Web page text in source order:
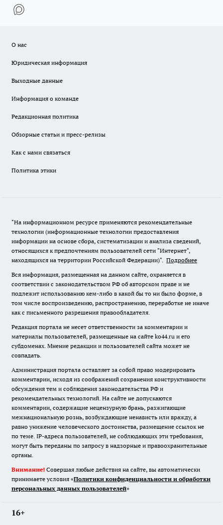
О нас
Юридическая информация
Выходные данные
Информация о команде
Редакционная политика
Обзорные статьи и пресс-релизы
Как с нами связаться
Политика этики
"На информационном ресурсе применяются рекомендательные
технологии (информационные технологии предоставления
информации на основе сбора, систематизации и анализа сведений,
относящихся к предпочтениям пользователей сети "Интернет",
находящихся на территории Российской Федерации)". Подробнее
Вся информация, размещенная на данном сайте, охраняется в
соответствии с законодательством РФ об авторском праве и не
подлежит использованию кем-либо в какой бы то ни было форме, в
том числе воспроизведению, распространению, переработке не иначе
как с письменного разрешения правообладателя.
Редакция портала не несет ответственности за комментарии и
материалы пользователей, размещенные на сайте ko44.ru и его
субдоменах. Мнение редакции и пользователей сайта может не
совпадать.
Администрация портала оставляет за собой право модерировать
комментарии, исходя из соображений сохранения конструктивности
обсуждения тем и соблюдения законодательства РФ и
рекомендательных технологий. На сайте не допускаются
комментарии, содержащие нецензурную брань, разжигающие
межнациональную рознь, возбуждающие ненависть или вражду, а
равно унижение человеческого достоинства, размещение ссылок не
по теме. IP-адреса пользователей, не соблюдающих эти требования,
могут быть переданы по запросу в надзорные и правоохранительные
органы.
Внимание! Совершая любые действия на сайте, вы автоматически
принимаете условия «Политики конфиденциальности и обработки
персональных данных пользователей»
16+